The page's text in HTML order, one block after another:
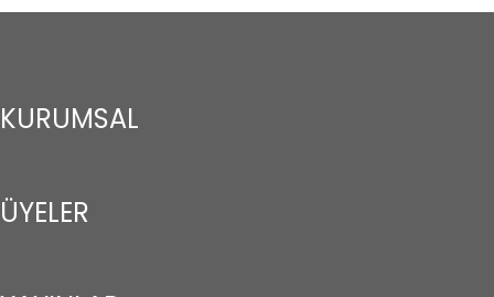
KURUMSAL
ÜYELER